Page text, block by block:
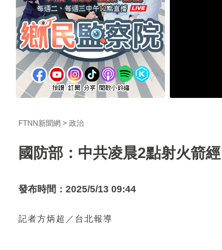
FTNN新聞網 政治
國防部：中共凌晨2點射火箭
發布時間：2025/5/13 09:44
記者方炳超／台北報導